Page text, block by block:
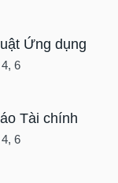
Ứng dụng
6
Tài chính
6